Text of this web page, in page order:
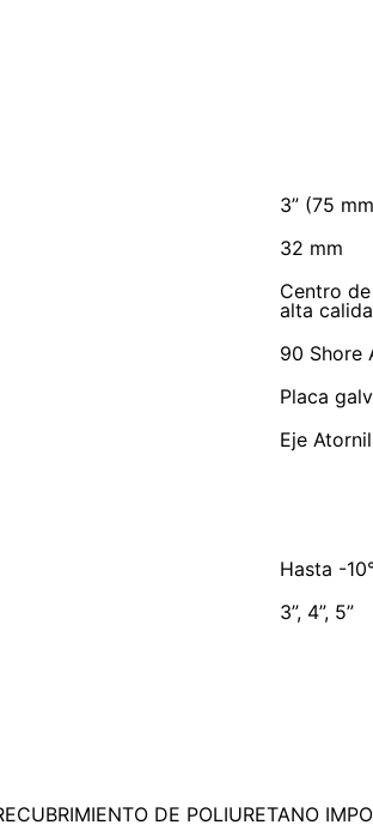
3” (75
32 mm
Centro
alta
90 Shore
Placa
Eje
Hasta -
3”, 4”, 5”
DE POLIURETANO